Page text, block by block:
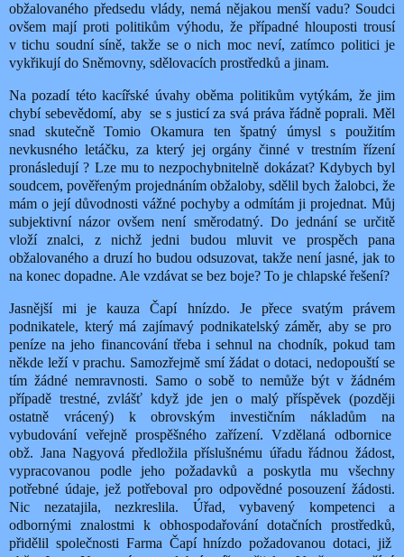
obžalovaného předsedu vlády, nemá nějakou menší vadu? Soudci
ovšem mají proti politikům výhodu, že případné hlouposti trousí
v tichu soudní síně, takže se o nich moc neví, zatímco politici je
vykřikují do Sněmovny, sdělovacích prostředků a jinam.
Na pozadí této kacířské úvahy oběma politikům vytýkám, že jim
chybí sebevědomí, aby se s justicí za svá práva řádně poprali. Měl
snad skutečně Tomio Okamura ten špatný úmysl s použitím
nevkusného letáčku, za který jej orgány činné v trestním řízení
pronásledují ? Lze mu to nezpochybnitelně dokázat? Kdybych byl
soudcem, pověřeným projednáním obžaloby, sdělil bych žalobci, že
mám o její důvodnosti vážné pochyby a odmítám ji projednat. Můj
subjektivní názor ovšem není směrodatný. Do jednání se určitě
vloží znalci, z nichž jedni budou mluvit ve prospěch pana
obžalovaného a druzí ho budou odsuzovat, takže není jasné, jak to
na konec dopadne. Ale vzdávat se bez boje? To je chlapské řešení?
Jasnější mi je kauza Čapí hnízdo. Je přece svatým právem
podnikatele, který má zajímavý podnikatelský záměr, aby se pro
peníze na jeho financování třeba i sehnul na chodník, pokud tam
někde leží v prachu. Samozřejmě smí žádat o dotaci, nedopouští se
tím žádné nemravnosti. Samo o sobě to nemůže být v žádném
případě trestné, zvlášť když jde jen o malý příspěvek (později
ostatně vrácený) k obrovským investičním nákladům na
vybudování veřejně prospěšného zařízení. Vzdělaná odbornice
obž. Jana Nagyová předložila příslušnému úřadu řádnou žádost,
vypracovanou podle jeho požadavků a poskytla mu všechny
potřebné údaje, jež potřeboval pro odpovědné posouzení žádosti.
Nic nezatajila, nezkreslila. Úřad, vybavený kompetenci a
odbornými znalostmi k obhospodařování dotačních prostředků,
přidělil společnosti Farma Čapí hnízdo požadovanou dotaci, již